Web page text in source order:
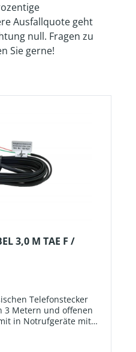
Ausfallquote geht
null. Fragen zu
Sie gerne!
3,0 M TAE F /
Telefonstecker
3 Metern und offenen
in Notrufgeräte mit